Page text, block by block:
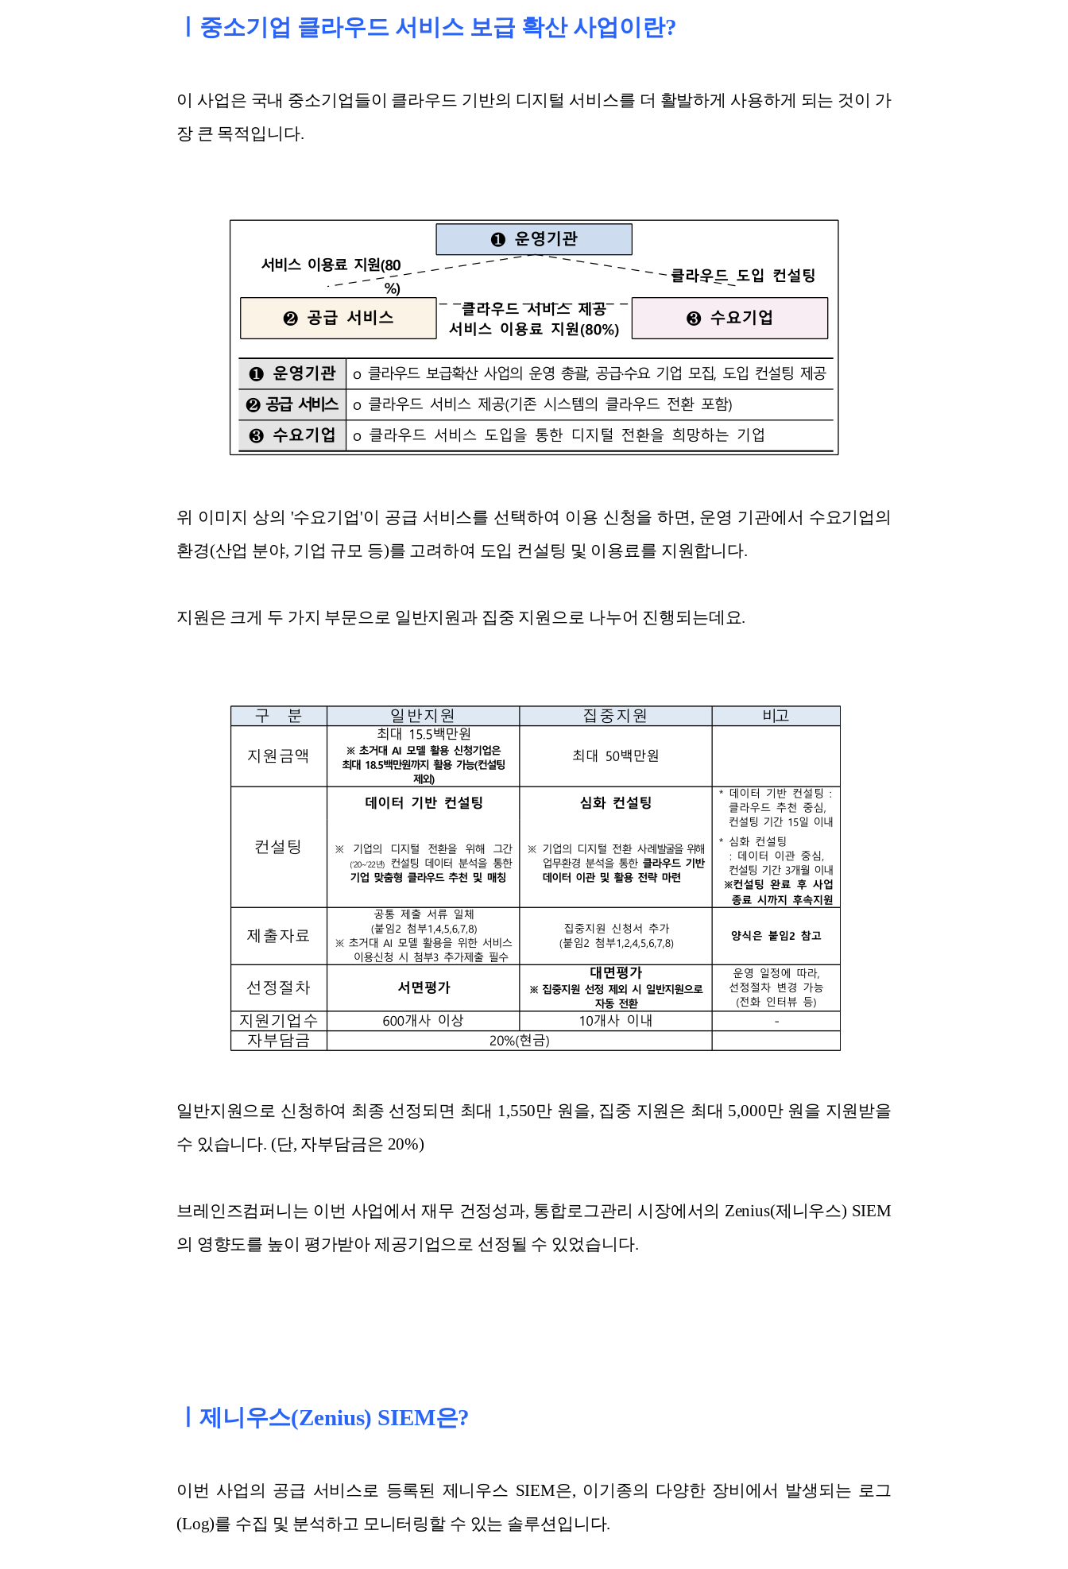
ㅣ중소기업 클라우드 서비스 보급 확산 사업이란?
이 사업은 국내 중소기업들이 클라우드 기반의 디지털 서비스를 더 활발하게 사용하게 되는 것이 가
장 큰 목적입니다.
위 이미지 상의 '수요기업'이 공급 서비스를 선택하여 이용 신청을 하면, 운영 기관에서 수요기업의
환경(산업 분야, 기업 규모 등)를 고려하여 도입 컨설팅 및 이용료를 지원합니다.
지원은 크게 두 가지 부문으로 일반지원과 집중 지원으로 나누어 진행되는데요.
일반지원으로 신청하여 최종 선정되면 최대 1,550만 원을, 집중 지원은 최대 5,000만 원을 지원받을
수 있습니다. (단, 자부담금은 20%)
브레인즈컴퍼니는 이번 사업에서 재무 건정성과, 통합로그관리 시장에서의 Zenius(제니우스) SIEM
의 영향도를 높이 평가받아 제공기업으로 선정될 수 있었습니다.
ㅣ제니우스(Zenius) SIEM은?
이번 사업의 공급 서비스로 등록된 제니우스 SIEM은, 이기종의 다양한 장비에서 발생되는 로그
(Log)를 수집 및 분석하고 모니터링할 수 있는 솔루션입니다.